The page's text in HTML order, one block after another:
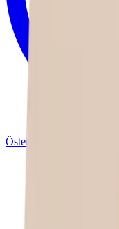
Österreich